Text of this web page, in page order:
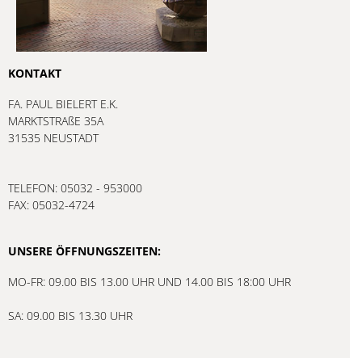
KONTAKT
FA. PAUL BIELERT E.K.
MARKTSTRAßE 35A
31535 NEUSTADT
TELEFON: 05032 - 953000
FAX: 05032-4724
UNSERE ÖFFNUNGSZEITEN:
MO-FR: 09.00 BIS 13.00 UHR UND 14.00 BIS 18:00 UHR
SA: 09.00 BIS 13.30 UHR